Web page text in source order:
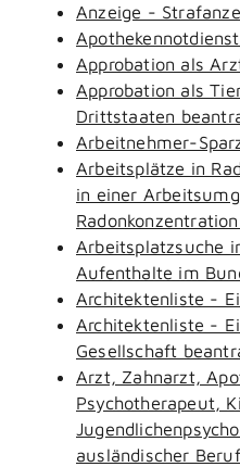
Anzeige -
Approbation als
Approbation als
Drittstaaten
Arbeitnehmer-
Arbeitsplätze in
in einer
Arbeitsplatzsuche
Aufenthalte im
Architektenliste -
Architektenliste -
Gesellschaft
Arzt, Zahnarzt,
Psychotherapeut,
ausländischer